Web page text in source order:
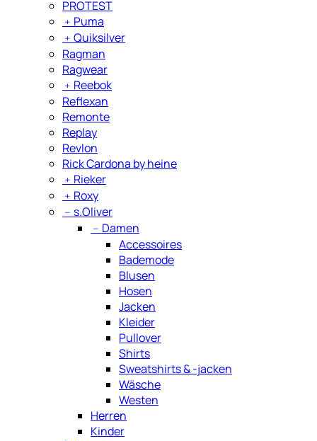
PROTEST
﹢ Puma
﹢ Quiksilver
Ragman
Ragwear
﹢ Reebok
Reflexan
Remonte
Replay
Revlon
Rick Cardona by heine
﹢ Rieker
﹢ Roxy
﹣ s.Oliver
﹣ Damen
Accessoires
Bademode
Blusen
Hosen
Jacken
Kleider
Pullover
Shirts
Sweatshirts & -jacken
Wäsche
Westen
Herren
Kinder